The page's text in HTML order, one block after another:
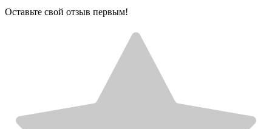
Оставьте свой отзыв первым!